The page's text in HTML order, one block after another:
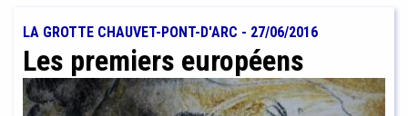
XIXème ésotérique, Jean-Baptiste Willermoz.
LA GROTTE CHAUVET-PONT-D'ARC - 27/06/2016
Les premiers européens